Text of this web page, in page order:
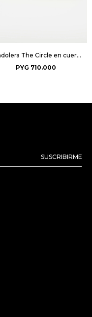
Bandolera The Circle en cuero liso - Negro
PYG 710.000
SUSCRIBIRME